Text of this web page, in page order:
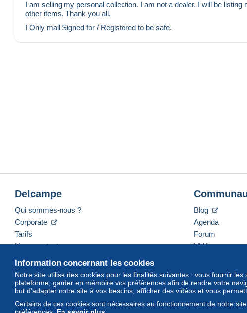
I am selling my personal collection. I am not a dealer. I will be
other items. Thank you all.
I Only mail Signed for / Registered to be safe.
Information concernant les cookies
Notre site utilise des cookies pour les finalités suivantes : vous fournir
plateforme, garder en mémoire vos préférences afin de rendre votre
but d’adapter notre site à vos besoins, afficher des vidéos et vous
Certains de ces cookies sont nécessaires au fonctionnement de notre
préférences. En savoir plus
Delcampe
Qui sommes-nous ?
Corporate
Tarifs
Nous contacter
Blog
Agenda
Forum
Vidéos
Français USD America/Indiana/Vevay Mode